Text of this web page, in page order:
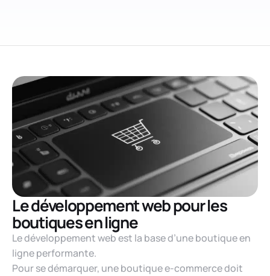
Le développement web pour les
boutiques en ligne
Le développement web est la base d’une boutique en
ligne performante.
Pour se démarquer, une boutique e-commerce doit